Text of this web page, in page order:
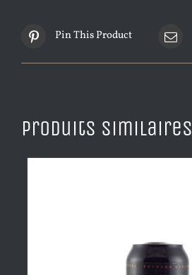
Pin This Product
Produits similaires